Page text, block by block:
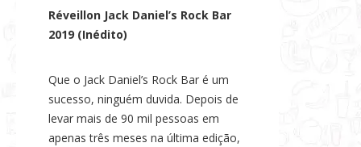
Réveillon Jack Daniel’s Rock Bar
2019 (Inédito)
Que o Jack Daniel’s Rock Bar é um
sucesso, ninguém duvida. Depois de
levar mais de 90 mil pessoas em
apenas três meses na última edição,